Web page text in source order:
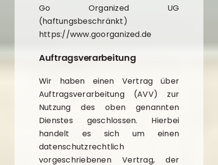
Go Organized UG
(haftungsbeschränkt)
https://www.goorganized.de
Auftragsverarbeitung
Wir haben einen Vertrag über
Auftragsverarbeitung (AVV) zur
Nutzung des oben genannten
Dienstes geschlossen. Hierbei
handelt es sich um einen
datenschutzrechtlich
vorgeschriebenen Vertrag, der